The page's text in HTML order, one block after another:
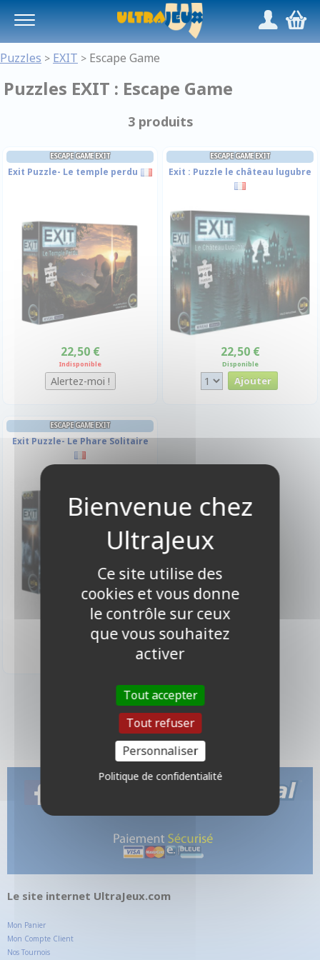
/,
Puzzles > EXIT > Escape Game
Puzzles EXIT : Escape Game
3 produits
ESCAPE GAME EXIT
Exit Puzzle- Le temple perdu
22,50 €
Indisponible
ESCAPE GAME EXIT
Exit : Puzzle le château lugubre
22,50 €
Disponible
ESCAPE GAME EXIT
Exit Puzzle- Le Phare Solitaire
22,50 €
Disponible
3 produits
Le site internet UltraJeux.com
Mon Panier
Mon Compte Client
Nos Tournois
Ce site utilise des
cookies et vous donne
le contrôle sur ceux
que vous souhaitez
activer
Tout accepter
Tout refuser
Personnaliser
Politique de confidentialité